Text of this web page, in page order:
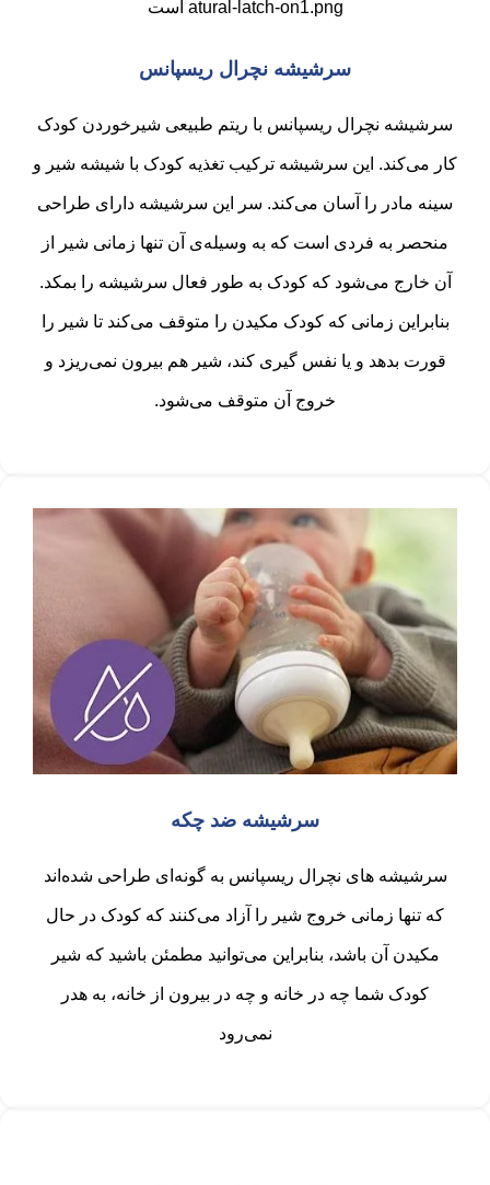
سرشیشه نچرال ریسپانس
سرشیشه نچرال ریسپانس با ریتم طبیعی شیرخوردن کودک
کار می‌کند. این سرشیشه ترکیب تغذیه کودک با شیشه شیر و
سینه مادر را آسان می‌کند. سر این سرشیشه دارای طراحی
منحصر به فردی است که به وسیله‌ی آن تنها زمانی شیر از
آن خارج می‌شود که کودک به طور فعال سرشیشه را بمکد.
بنابراین زمانی که کودک مکیدن را متوقف می‌کند تا شیر را
قورت بدهد و یا نفس گیری کند، شیر هم بیرون نمی‌ریزد و
خروج آن متوقف می‌شود.
سرشیشه ضد چکه
سرشیشه های نچرال ریسپانس به گونه‌ای طراحی شده‌اند
که تنها زمانی خروج شیر را آزاد می‌کنند که کودک در حال
مکیدن آن باشد، بنابراین می‌توانید مطمئن باشید که شیر
کودک شما چه در خانه و چه در بیرون از خانه، به هدر
نمی‌رود